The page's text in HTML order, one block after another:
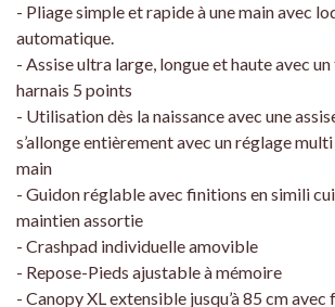
- Pliage simple et rapide à une main avec
automatique.
- Assise ultra large, longue et haute avec
harnais 5 points
- Utilisation dès la naissance avec une
s’allonge entièrement avec un réglage
main
- Guidon réglable avec finitions en simili
maintien assortie
- Crashpad individuelle amovible
- Repose-Pieds ajustable à mémoire
- Canopy XL extensible jusqu’à 85 cm